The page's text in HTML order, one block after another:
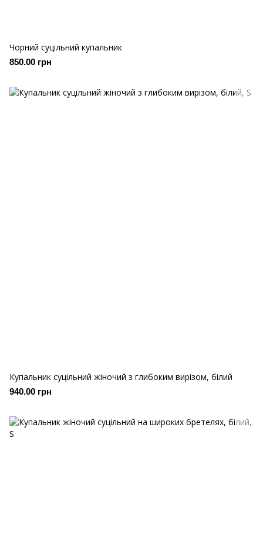
Чорний суцільний купальник
850.00 грн
Купальник суцільний жіночий з глибоким вирізом, білий
940.00 грн